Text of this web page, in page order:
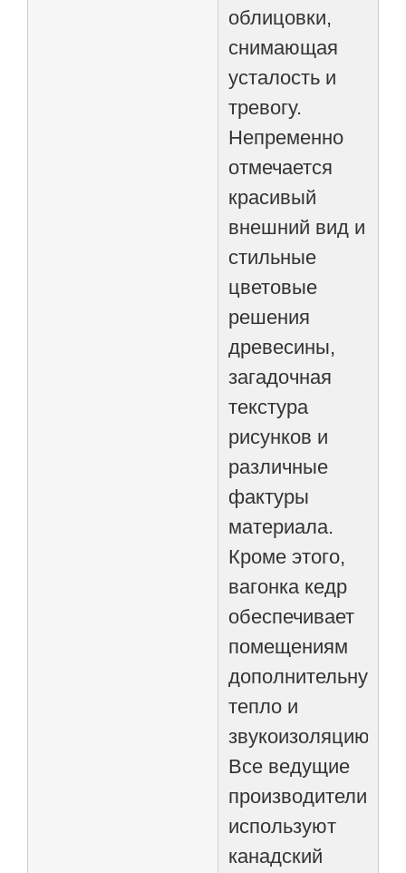
облицовки,
снимающая
усталость и
тревогу.
Непременно
отмечается
красивый
внешний вид и
стильные
цветовые
решения
древесины,
загадочная
текстура
рисунков и
различные
фактуры
материала.
Кроме этого,
вагонка кедр
обеспечивает
помещениям
дополнительную
тепло и
звукоизоляцию.
Все ведущие
производители
используют
канадский